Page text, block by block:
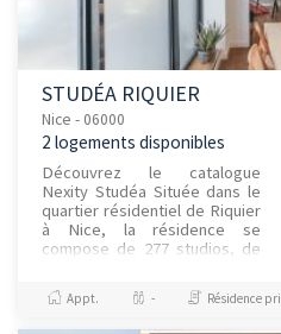
STUDÉA RIQUIER
Nice - 06000
2 logements disponibles
Découvrez le catalogue
Nexity Studéa Située dans le
quartier résidentiel de Riquier
à Nice, la résidence se
compose de 277 studios, de
et connectés au très haut...
Appt. - Résidence principale / PTZ, Investissement et Défiscalisation